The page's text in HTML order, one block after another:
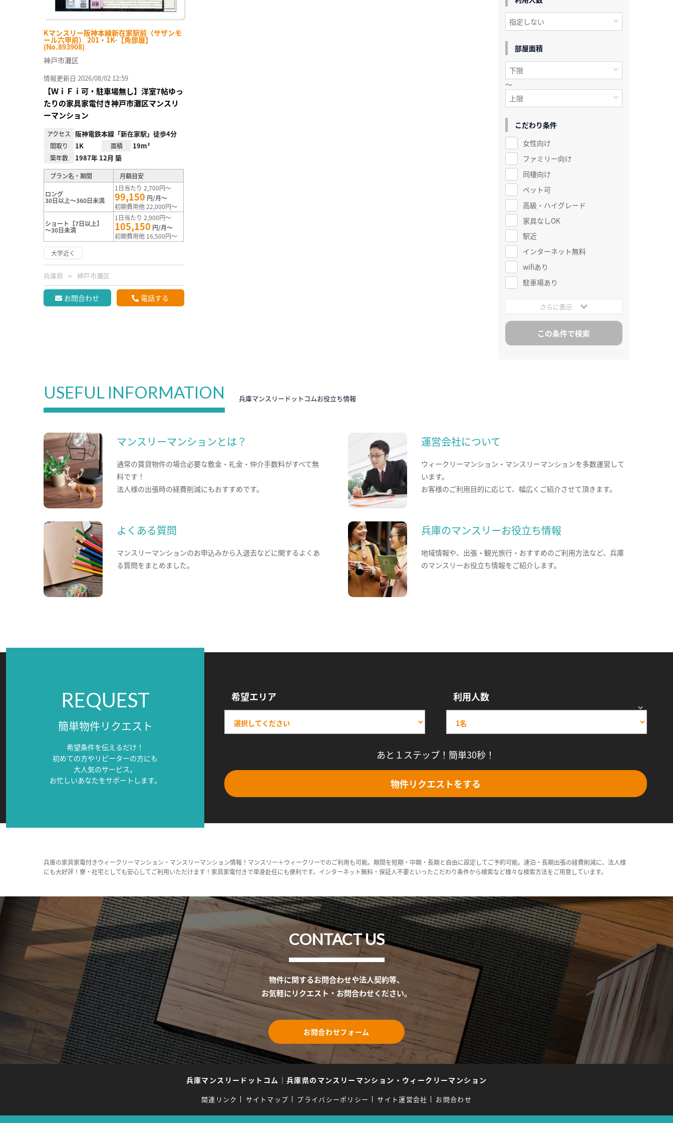
Kマンスリー阪神本線新在家駅前（サザンモ
ール六甲前） 201・1K-【角部屋】
(No.893908)
神戸市灘区
情報更新日 2026/08/02 12:59
【ＷｉＦｉ可・駐車場無し】洋室7帖ゆっ
たりの家具家電付き神戸市灘区マンスリ
ーマンション
アクセス 阪神電鉄本線「新在家駅」徒歩4分
間取り 1K 面積 19m²
築年数 1987年 12月 築
プラン名・期間 月額目安
ロング
30日以上～360日未満
1日当たり 2,700円～
99,150 円/月～
初期費用他 22,000円～
ショート【7日以上】
～30日未満
1日当たり 2,900円～
105,150 円/月～
初期費用他 16,500円～
大学近く
兵庫県 神戸市灘区
お問合わせ 電話する
部屋面積
～
こだわり条件
女性向け
ファミリー向け
同棲向け
ペット可
高級・ハイグレード
家具なしOK
駅近
インターネット無料
wifiあり
駐車場あり
さらに表示
USEFUL INFORMATION 兵庫マンスリードットコムお役立ち情報
マンスリーマンションとは？
通常の賃貸物件の場合必要な敷金・礼金・仲介手数料がすべて無
料です！
法人様の出張時の経費削減にもおすすめです。
運営会社について
ウィークリーマンション・マンスリーマンションを多数運営して
います。
お客様のご利用目的に応じて、幅広くご紹介させて頂きます。
よくある質問
マンスリーマンションのお申込みから入退去などに関するよくあ
る質問をまとめました。
兵庫のマンスリーお役立ち情報
地域情報や、出張・観光旅行・おすすめのご利用方法など、兵庫
のマンスリーお役立ち情報をご紹介します。
REQUEST
簡単物件リクエスト
希望条件を伝えるだけ！
初めての方やリピーターの方にも
大人気のサービス。
お忙しいあなたをサポートします。
希望エリア 利用人数
あと１ステップ！簡単30秒！
物件リクエストをする
兵庫の家具家電付きウィークリーマンション・マンスリーマンション情報！マンスリー＋ウィークリーでのご利用も可能。期間を短期・中期・長期と自由に設定してご予約可能。連泊・長期出張の経費削減に、法人様
にも大好評！寮・社宅としても安心してご利用いただけます！家具家電付きで単身赴任にも便利です。インターネット無料・保証人不要といったこだわり条件から検索など様々な検索方法をご用意しています。
CONTACT US
物件に関するお問合わせや法人契約等、
お気軽にリクエスト・お問合わせください。
お問合わせフォーム
兵庫マンスリードットコム ｜ 兵庫県のマンスリーマンション・ウィークリーマンション
関連リンク サイトマップ プライバシーポリシー サイト運営会社 お問合わせ